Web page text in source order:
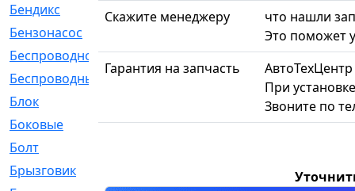
Бендикс
[26]
Бензонасос
Беспроводное
[2]
Беспроводные
[1]
Блок
Боковые
[4]
Болт
Брызговик
Скажите менеджеру
что нашли
Это поможет
Гарантия на запчасть
При
Звоните по